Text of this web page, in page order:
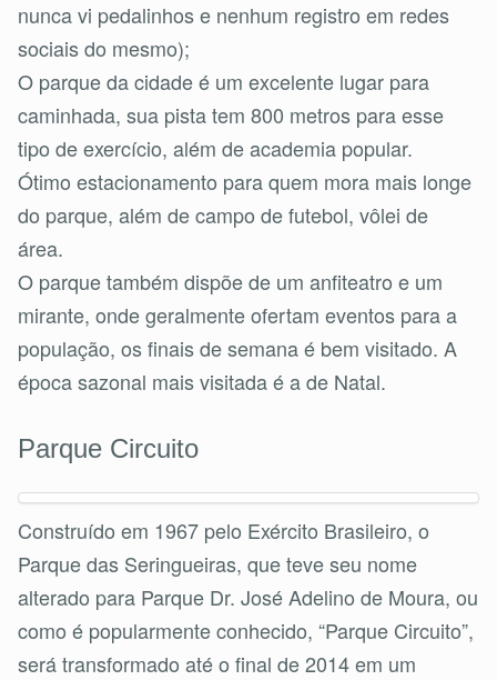
nunca vi pedalinhos e nenhum registro em redes
sociais do mesmo);
O parque da cidade é um excelente lugar para
caminhada, sua pista tem 800 metros para esse
tipo de exercício, além de academia popular.
Ótimo estacionamento para quem mora mais longe
do parque, além de campo de futebol, vôlei de
área.
O parque também dispõe de um anfiteatro e um
mirante, onde geralmente ofertam eventos para a
população, os finais de semana é bem visitado. A
época sazonal mais visitada é a de Natal.
Parque Circuito
Construído em 1967 pelo Exército Brasileiro, o
Parque das Seringueiras, que teve seu nome
alterado para Parque Dr. José Adelino de Moura, ou
como é popularmente conhecido, “Parque Circuito”,
será transformado até o final de 2014 em um